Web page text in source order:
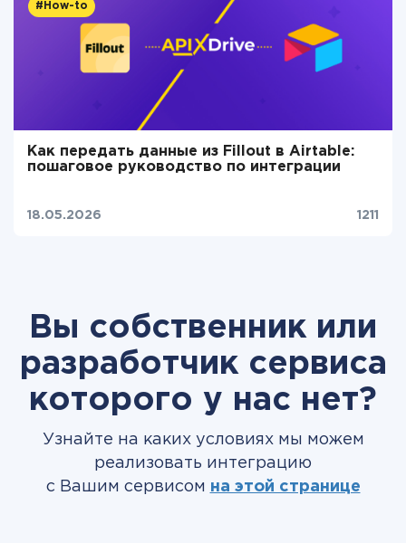
#How-to
Как передать данные из Fillout в Airtable:
пошаговое руководство по интеграции
18.05.2026 1211
Вы собственник или
разработчик сервиса
которого у нас нет?
Узнайте на каких условиях мы можем
реализовать интеграцию
с Вашим сервисом на этой странице